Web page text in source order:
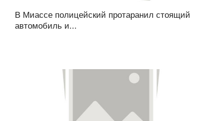
В Миассе полицейский протаранил стоящий
автомобиль и...